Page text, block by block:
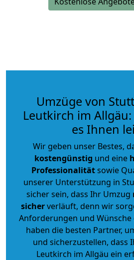
Umzüge von
Leutkirch im
es Ihnen
Wir geben unser Bestes,
kostengünstig und eine
Professionalitätsowie
unserer Unterstützung in
sicher sein, dass Ihr Umzug
sicherverläuft, denn wir
Anforderungen und
haben die besten Partner,
und sicherzustellen, dass
Leutkirch im Allgäu ein